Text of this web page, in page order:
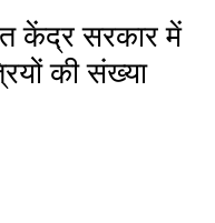
केंद्र सरकार में
की संख्या